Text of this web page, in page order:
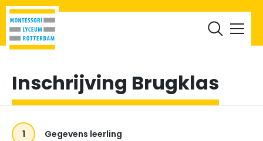
RML Leerlingen Documenten
Inschrijving Brugklas
1 Gegevens leerling